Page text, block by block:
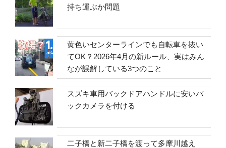
持ち運ぶか問題
黄色いセンターラインでも自転車を抜い
てOK？2026年4月の新ルール、実はみん
なが誤解している3つのこと
スズキ車用バックドアハンドルに安いバ
ックカメラを付ける
二子橋と新二子橋を渡って多摩川越え